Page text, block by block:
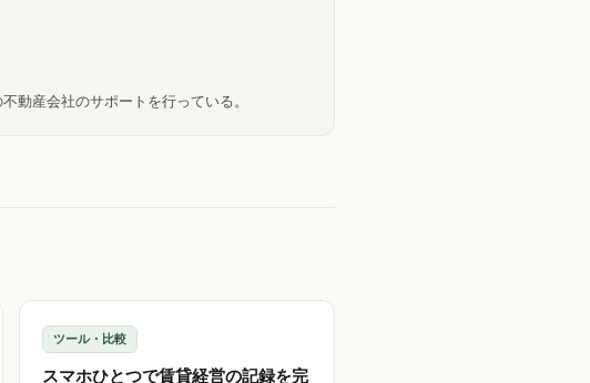
動産会社のサポートを行っている。
ツール・比較
スマホひとつで賃貸経営の記録を完